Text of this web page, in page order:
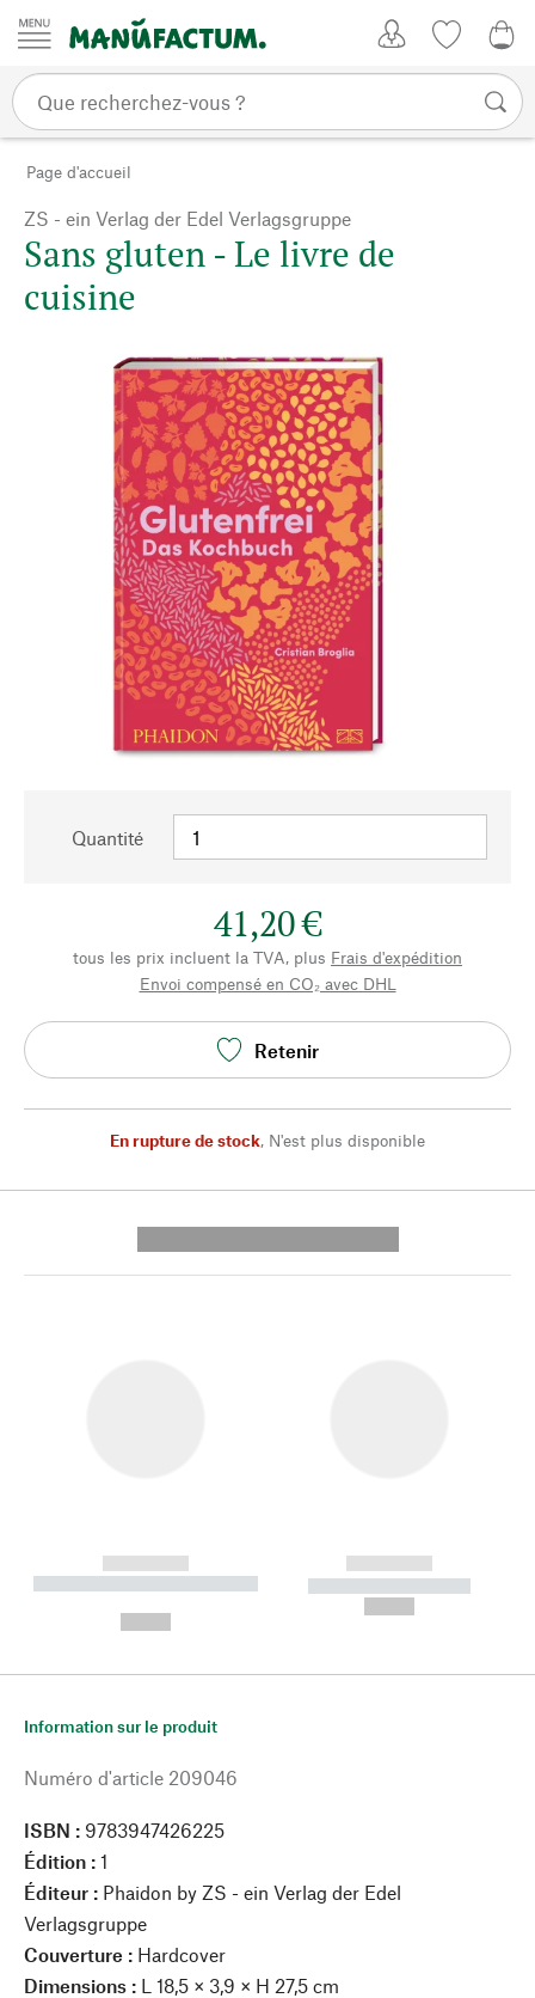
Passer au contenu
Page d'accueil
ZS - ein Verlag der Edel Verlagsgruppe
Sans gluten - Le livre de
cuisine
Quantité
41,20 €
tous les prix incluent la TVA, plus Frais d'expédition
Envoi compensé en CO₂ avec DHL
Retenir
En rupture de stock, N'est plus disponible
------------
----------- ----------- --------
------------
----------- -----------
Information sur le produit
Numéro d'article 209046
ISBN : 9783947426225
Édition : 1
Éditeur : Phaidon by ZS - ein Verlag der Edel
Verlagsgruppe
Couverture : Hardcover
Dimensions : L 18,5 × 3,9 × H 27,5 cm